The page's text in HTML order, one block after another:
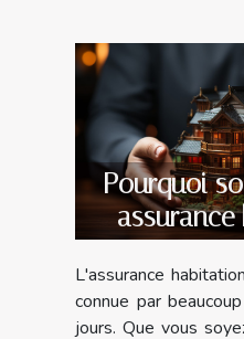
Pourquoi
L'assurance
connue par
jours. Que vous